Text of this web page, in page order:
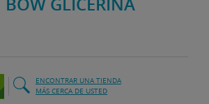
ENCONTRAR UNA TIENDA
MÁS CERCA DE USTED